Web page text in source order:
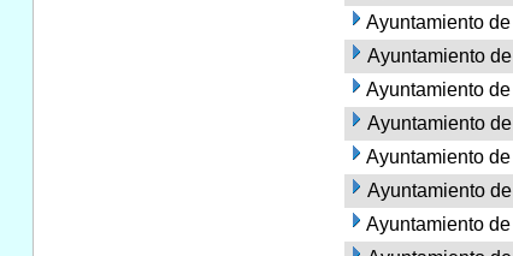
Ayuntamiento
Ayuntamiento
Ayuntamiento
Ayuntamiento
Ayuntamiento
Ayuntamiento
Ayuntamiento